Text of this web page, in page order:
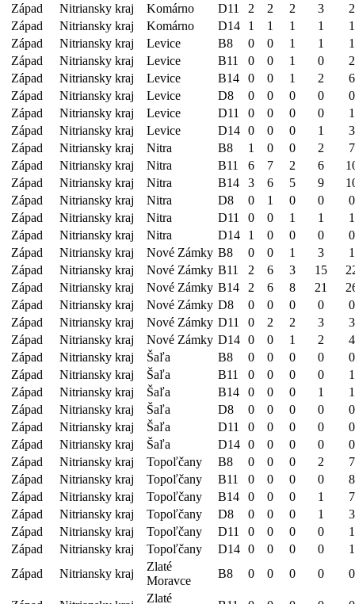
Západ
Nitriansky kraj Komárno D11 2 2 2 3
2
Západ
Nitriansky kraj Komárno D14 1 1 1 1
1
Západ
Nitriansky kraj Levice B8 0 0 1 1
1
Západ
Nitriansky kraj Levice B11 0 0 1 0
2
Západ
Nitriansky kraj Levice B14 0 0 1 2
6
Západ
Nitriansky kraj Levice D8 0 0 0 0
0
Západ
Nitriansky kraj Levice D11 0 0 0 0
1
Západ
Nitriansky kraj Levice D14 0 0 0 1
3
Západ
Nitriansky kraj Nitra B8 1 0 0 2
7
Západ
Nitriansky kraj Nitra B11 6 7 2 6
Západ
Nitriansky kraj Nitra B14 3 6 5 9
Západ
Nitriansky kraj Nitra D8 0 1 0 0
0
Západ
Nitriansky kraj Nitra D11 0 0 1 1
1
Západ
Nitriansky kraj Nitra D14 1 0 0 0
0
Západ
Nitriansky kraj Nové Zámky B8 0 0 1 3
1
Západ
Nitriansky kraj Nové Zámky B11 2 6 3 15
Západ
Nitriansky kraj Nové Zámky B14 2 6 8 21
Západ
Nitriansky kraj Nové Zámky D8 0 0 0 0
0
Západ
Nitriansky kraj Nové Zámky D11 0 2 2 3
3
Západ
Nitriansky kraj Nové Zámky D14 0 0 1 2
4
Západ
Nitriansky kraj Šaľa B8 0 0 0 0
0
Západ
Nitriansky kraj Šaľa B11 0 0 0 0
1
Západ
Nitriansky kraj Šaľa B14 0 0 0 1
1
Západ
Nitriansky kraj Šaľa D8 0 0 0 0
0
Západ
Nitriansky kraj Šaľa D11 0 0 0 0
0
Západ
Nitriansky kraj Šaľa D14 0 0 0 0
0
Západ
Nitriansky kraj Topoľčany B8 0 0 0 2
7
Západ
Nitriansky kraj Topoľčany B11 0 0 0 0
8
Západ
Nitriansky kraj Topoľčany B14 0 0 0 1
7
Západ
Nitriansky kraj Topoľčany D8 0 0 0 1
3
Západ
Nitriansky kraj Topoľčany D11 0 0 0 0
1
Západ
Nitriansky kraj Topoľčany D14 0 0 0 0
1
Západ
Nitriansky kraj
Zlaté
Moravce
B8 0 0 0 0 0
Zlaté